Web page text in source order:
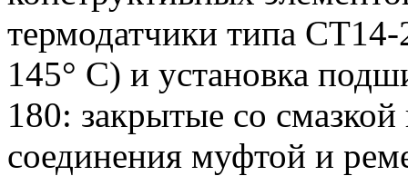
термодатчики типа
145° С) и установка
180: закрытые со
соединения муфтой и